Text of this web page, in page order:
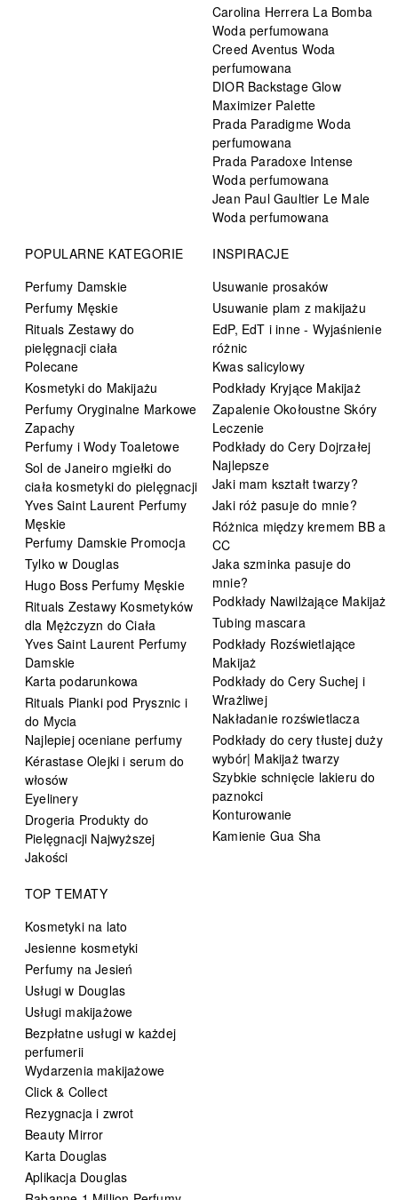
Carolina Herrera La Bomba
Woda perfumowana
Creed Aventus Woda
perfumowana
DIOR Backstage Glow
Maximizer Palette
Prada Paradigme Woda
perfumowana
Prada Paradoxe Intense
Woda perfumowana
Jean Paul Gaultier Le Male
Woda perfumowana
POPULARNE KATEGORIE
Perfumy Damskie
Perfumy Męskie
Rituals Zestawy do
pielęgnacji ciała
Polecane
Kosmetyki do Makijażu
Perfumy Oryginalne Markowe
Zapachy
Perfumy i Wody Toaletowe
Sol de Janeiro mgiełki do
ciała kosmetyki do pielęgnacji
Yves Saint Laurent Perfumy
Męskie
Perfumy Damskie Promocja
Tylko w Douglas
Hugo Boss Perfumy Męskie
Rituals Zestawy Kosmetyków
dla Mężczyzn do Ciała
Yves Saint Laurent Perfumy
Damskie
Karta podarunkowa
Rituals Pianki pod Prysznic i
do Mycia
Najlepiej oceniane perfumy
Kérastase Olejki i serum do
włosów
Eyelinery
Drogeria Produkty do
Pielęgnacji Najwyższej
Jakości
INSPIRACJE
Usuwanie prosaków
Usuwanie plam z makijażu
EdP, EdT i inne - Wyjaśnienie
różnic
Kwas salicylowy
Podkłady Kryjące Makijaż
Zapalenie Okołoustne Skóry
Leczenie
Podkłady do Cery Dojrzałej
Najlepsze
Jaki mam kształt twarzy?
Jaki róż pasuje do mnie?
Różnica między kremem BB a
CC
Jaka szminka pasuje do
mnie?
Podkłady Nawilżające Makijaż
Tubing mascara
Podkłady Rozświetlające
Makijaż
Podkłady do Cery Suchej i
Wrażliwej
Nakładanie rozświetlacza
Podkłady do cery tłustej duży
wybór| Makijaż twarzy
Szybkie schnięcie lakieru do
paznokci
Konturowanie
Kamienie Gua Sha
TOP TEMATY
Kosmetyki na lato
Jesienne kosmetyki
Perfumy na Jesień
Usługi w Douglas
Usługi makijażowe
Bezpłatne usługi w każdej
perfumerii
Wydarzenia makijażowe
Click & Collect
Rezygnacja i zwrot
Beauty Mirror
Karta Douglas
Aplikacja Douglas